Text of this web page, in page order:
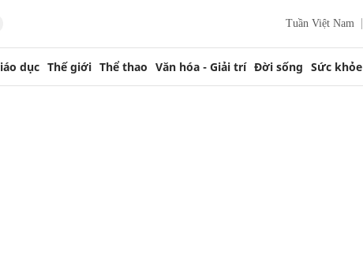
Tuần Việt Nam
dục Thế giới Thể thao Văn hóa - Giải trí Đời sống Sức khỏe